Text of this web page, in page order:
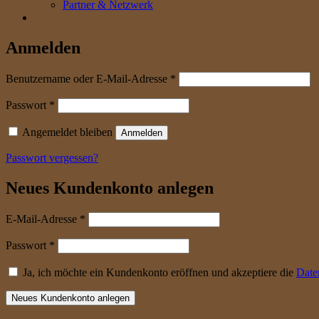
Partner & Netzwerk
Anmelden
Benutzername oder E-Mail-Adresse *
Passwort *
Angemeldet bleiben Anmelden
Passwort vergessen?
Neues Kundenkonto anlegen
E-Mail-Adresse *
Passwort *
Ja, ich möchte ein Kundenkonto eröffnen und akzeptiere die
Neues Kundenkonto anlegen